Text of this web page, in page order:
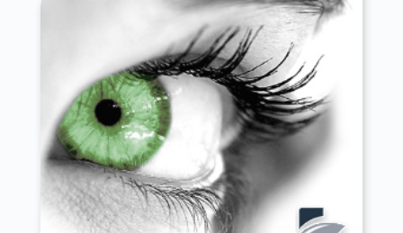
Boussy-Saint-Antoine 91800
Boutervilliers 91150
Boutigny-sur-Essonne 91820
Bouville 91880
Brétigny-sur-Orge 91220
Breuillet 91650
Breux-Jouy 91650
Brières-les-Scellés 91150
Briis-sous-Forges 91640
Brouy 91150
Brunoy 91800
Bruyères-le-Châtel 91680
Buno-Bonnevaux 91720
Bures-sur-Yvette 91440
Cerny 91590
Chalo-Saint-Mars 91780
Chalou-Moulineux 91740